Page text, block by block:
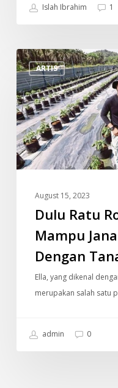
Islah Ibrahim 1
ARTIS
Dulu
Ratu
Rock,
Sekarang
Mampu
Jana
100k
Sebulan
TanamAugust 15, 2023
Dulu Ratu
Mampu
Dengan
Ella, yang dikenal
merupakan salah satu
admin 0